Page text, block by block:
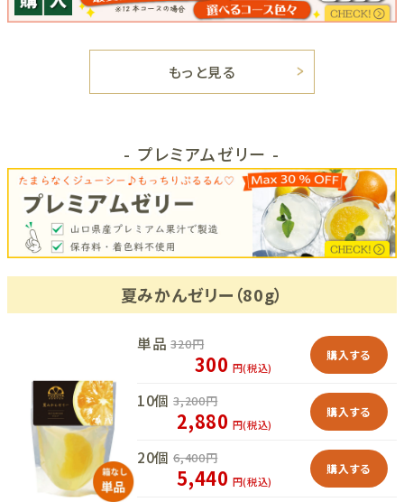
もっと見る
- プレミアムゼリー -
夏みかんゼリー（80g）
単品 320円
300 円(税込)
購入する
10個 3,200円
2,880 円(税込)
購入する
20個 6,400円
5,440 円(税込)
購入する